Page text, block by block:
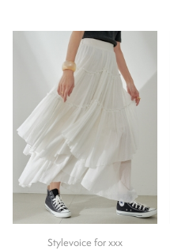
Stylevoice for xxx